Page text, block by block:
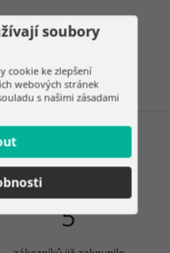
udušení
5
soubory
cookie ke zlepšení
webových stránek
s našimi zásadami